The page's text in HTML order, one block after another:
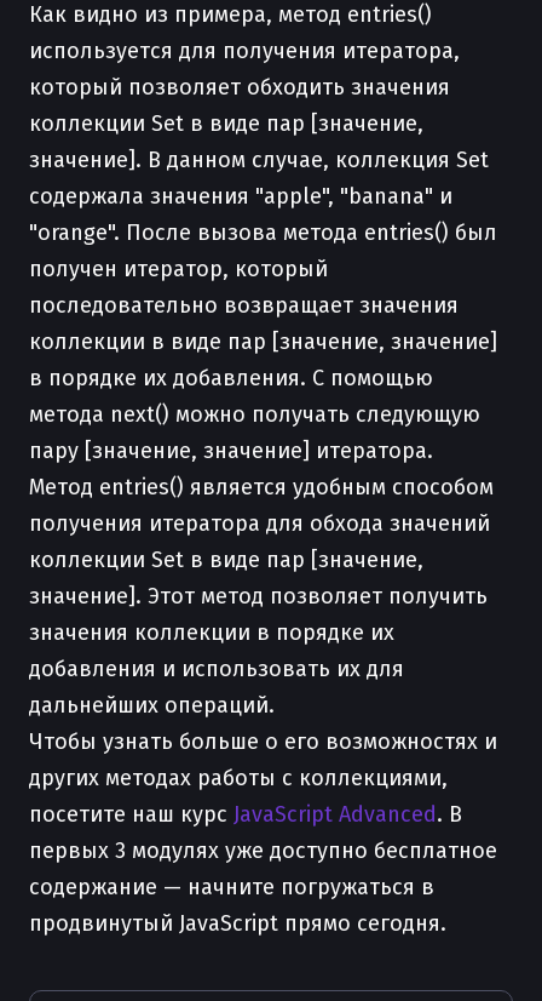
Как видно из примера, метод entries()
используется для получения итератора,
который позволяет обходить значения
коллекции Set в виде пар [значение,
значение]. В данном случае, коллекция Set
содержала значения "apple", "banana" и
"orange". После вызова метода entries() был
получен итератор, который
последовательно возвращает значения
коллекции в виде пар [значение, значение]
в порядке их добавления. С помощью
метода next() можно получать следующую
пару [значение, значение] итератора.
Метод entries() является удобным способом
получения итератора для обхода значений
коллекции Set в виде пар [значение,
значение]. Этот метод позволяет получить
значения коллекции в порядке их
добавления и использовать их для
дальнейших операций.
Чтобы узнать больше о его возможностях и
других методах работы с коллекциями,
посетите наш курс JavaScript Advanced. В
первых 3 модулях уже доступно бесплатное
содержание — начните погружаться в
продвинутый JavaScript прямо сегодня.